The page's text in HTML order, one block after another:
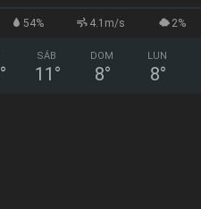
54% 4.1m/s 2%
°
SÁB
11 °
DOM
8°
LUN
8°